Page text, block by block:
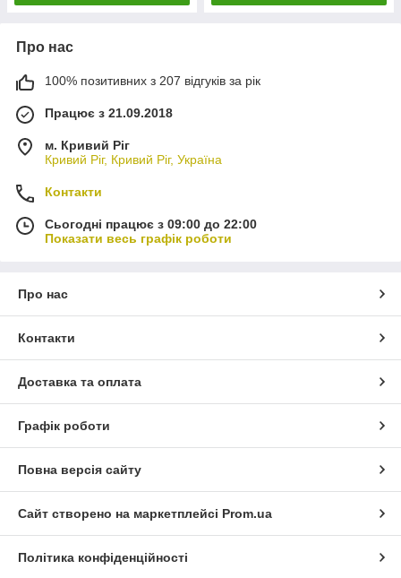
Про нас
100% позитивних з 207 відгуків за рік
Працює з 21.09.2018
м. Кривий Ріг
Кривий Ріг, Кривий Ріг, Україна
Контакти
Сьогодні працює з 09:00 до 22:00
Показати весь графік роботи
Про нас
Контакти
Доставка та оплата
Графік роботи
Повна версія сайту
Сайт створено на маркетплейсі Prom.ua
Політика конфіденційності